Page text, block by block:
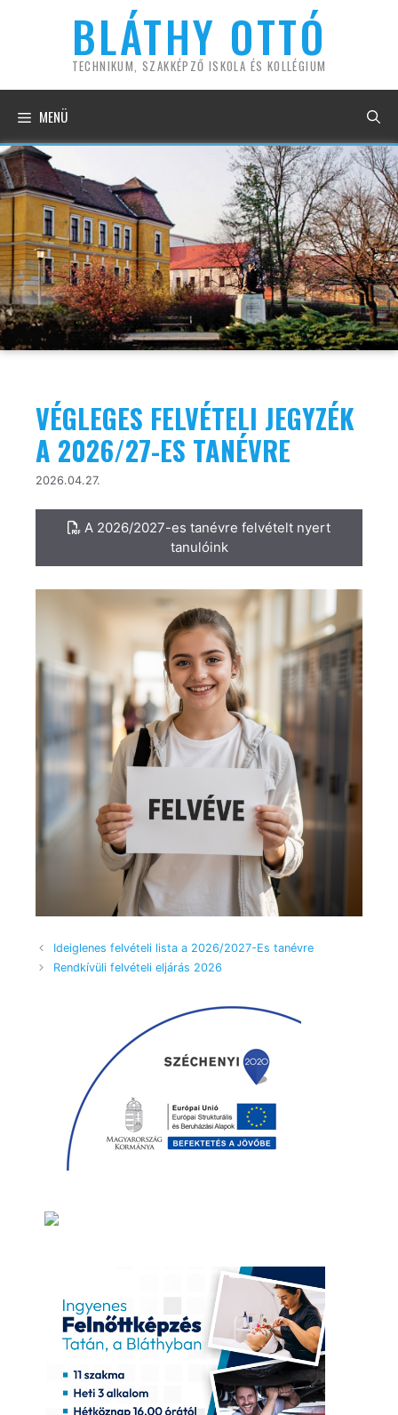
BLÁTHY OTTÓ
TECHNIKUM, SZAKKÉPZŐ ISKOLA ÉS KOLLÉGIUM
MENÜ
VÉGLEGES FELVÉTELI JEGYZÉK
A 2026/27-ES TANÉVRE
2026.04.27.
A 2026/2027-es tanévre felvételt nyert
tanulóink
Ideiglenes felvételi lista a 2026/2027-Es tanévre
Rendkívüli felvételi eljárás 2026